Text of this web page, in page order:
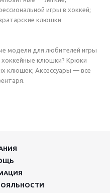
игры в хоккей;
клюшки
модели для любителей игры
клюшки? Крюки
клюшек; Аксессуары — все